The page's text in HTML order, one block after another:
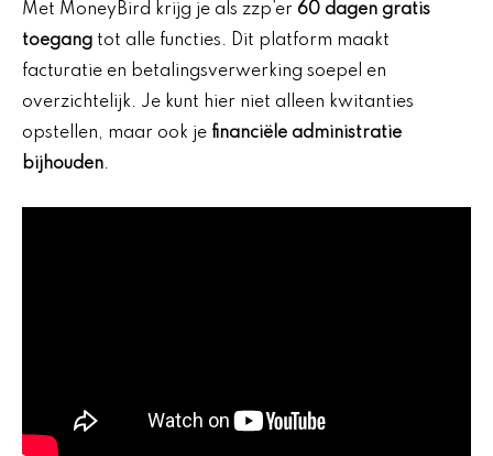
Met MoneyBird krijg je als zzp’er 60 dagen gratis
toegang tot alle functies. Dit platform maakt
facturatie en betalingsverwerking soepel en
overzichtelijk. Je kunt hier niet alleen kwitanties
opstellen, maar ook je financiële administratie
bijhouden.